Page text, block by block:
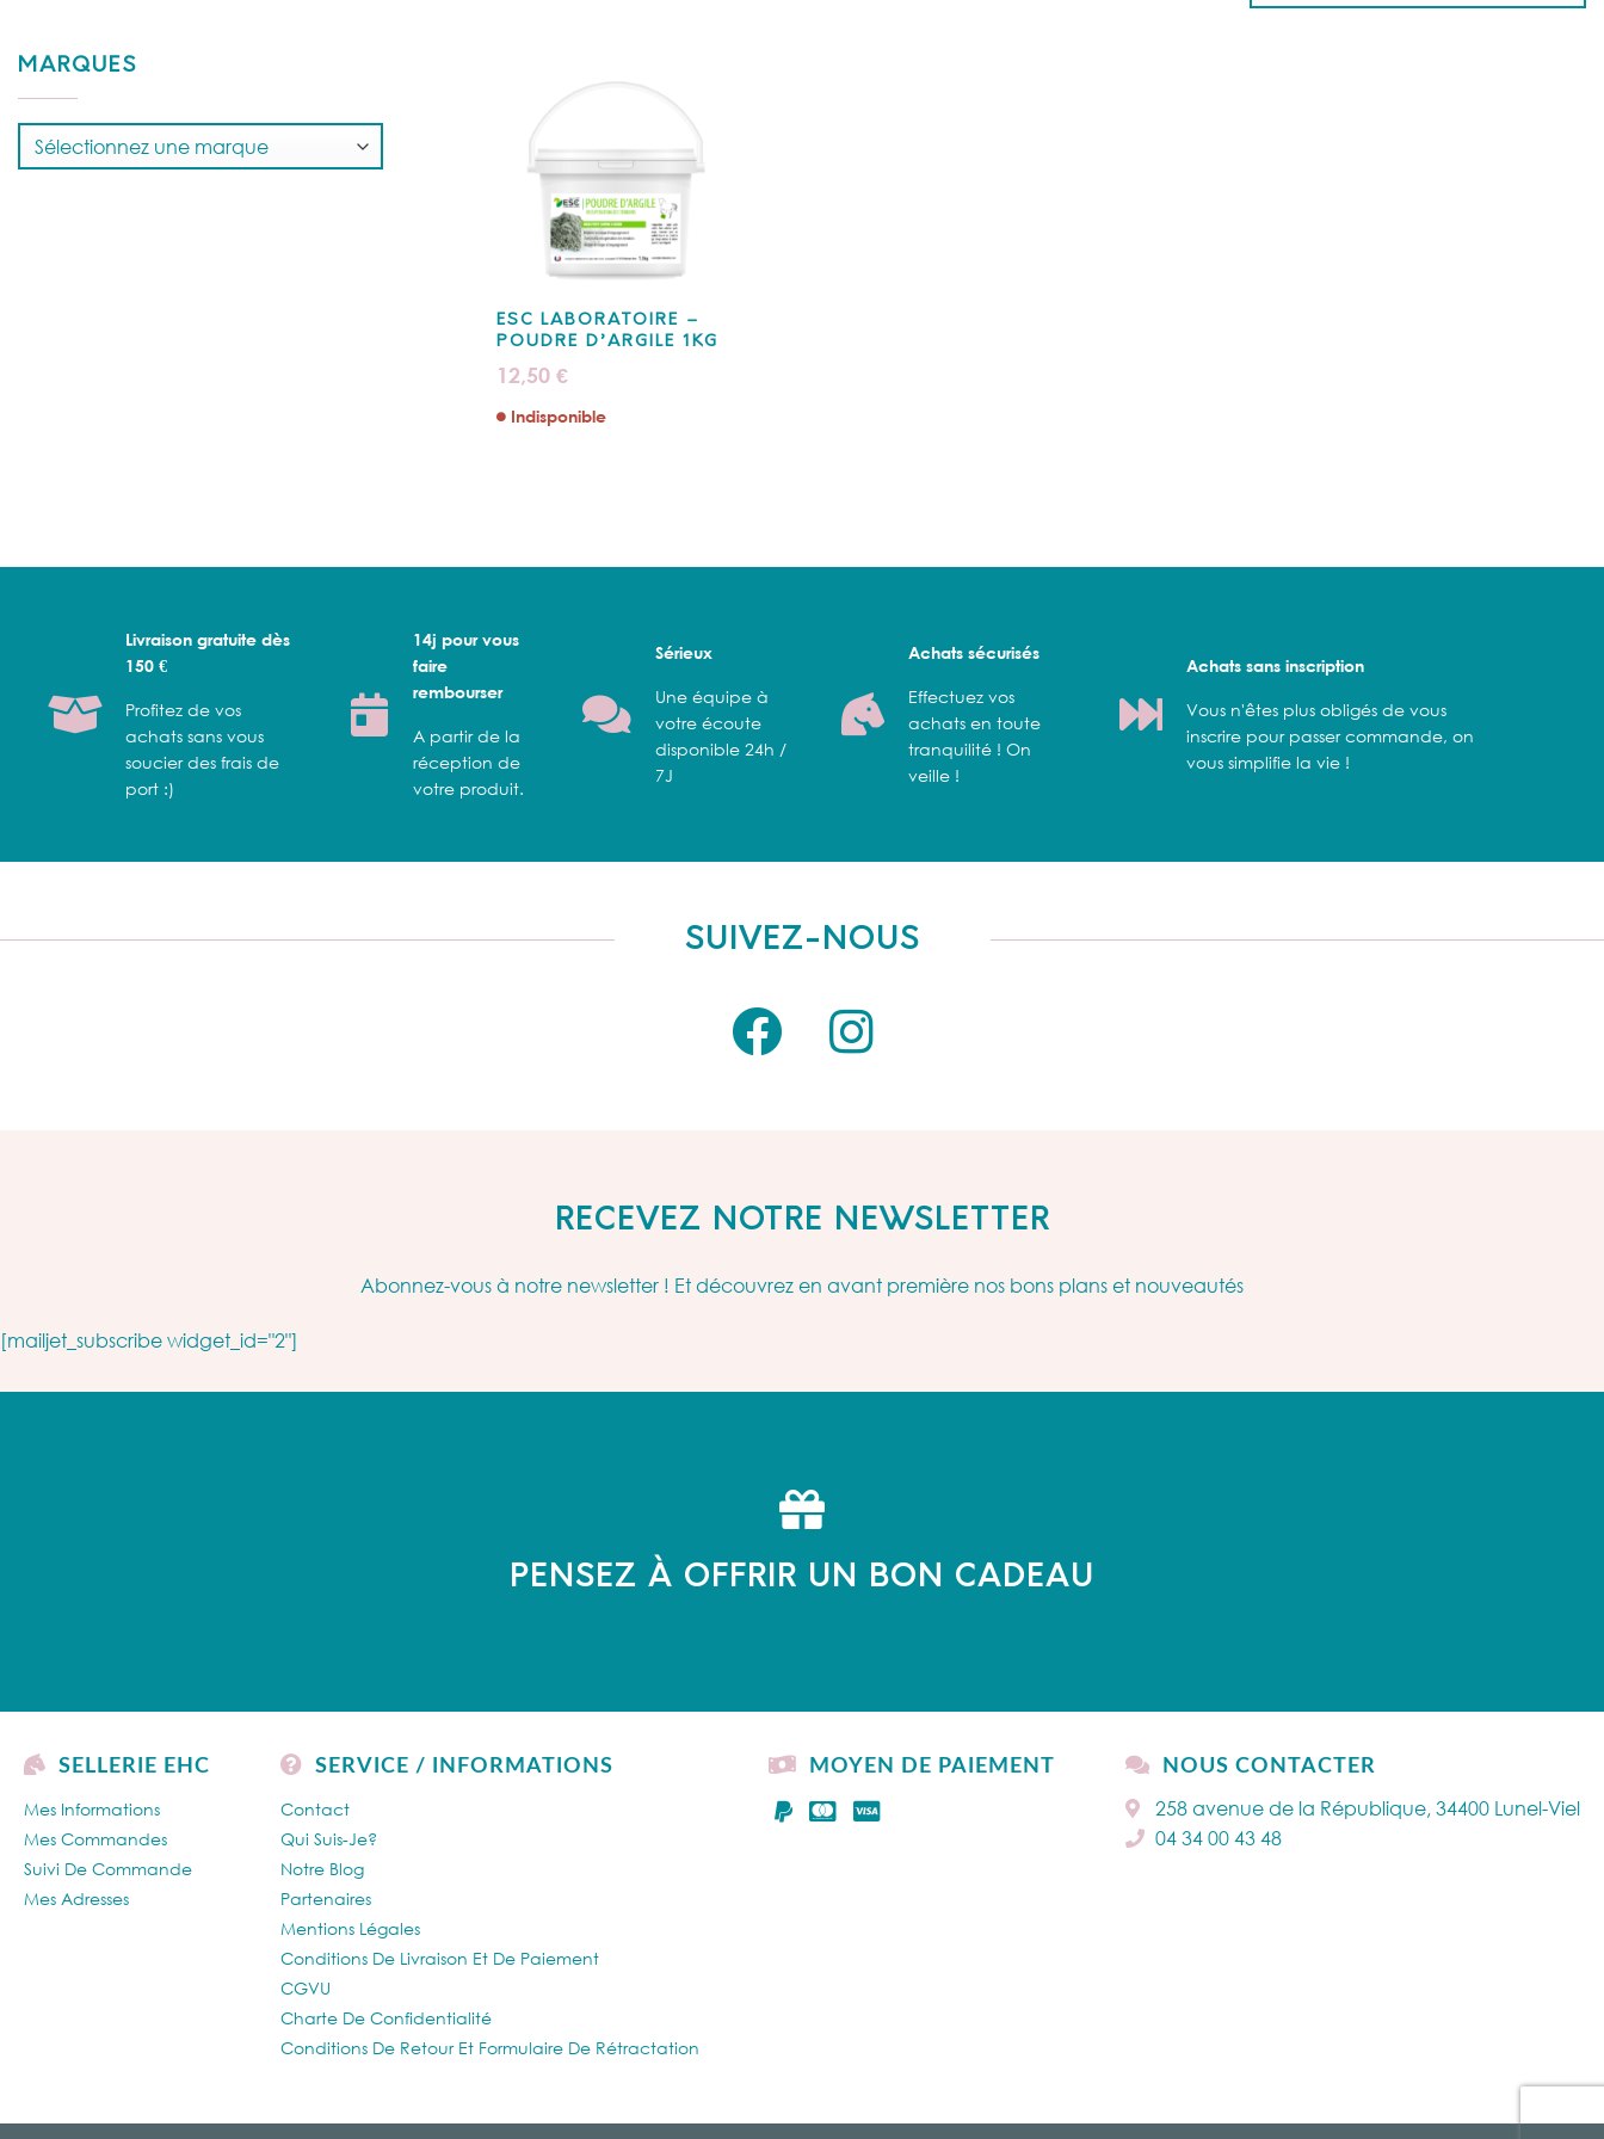
MARQUES
ESC LABORATOIRE –
POUDRE D’ARGILE 1KG
12,50 €
Indisponible
Livraison gratuite dès
150 €
Profitez de vos
achats sans vous
soucier des frais de
port :)
14j pour vous
faire
rembourser
A partir de la
réception de
votre produit.
Sérieux
Une équipe à
votre écoute
disponible 24h /
7J
Achats sécurisés
Effectuez vos
achats en toute
tranquilité ! On
veille !
Achats sans inscription
Vous n'êtes plus obligés de vous
inscrire pour passer commande, on
vous simplifie la vie !
SUIVEZ-NOUS
RECEVEZ NOTRE NEWSLETTER
Abonnez-vous à notre newsletter ! Et découvrez en avant première nos bons plans et nouveautés
[mailjet_subscribe widget_id="2"]
PENSEZ À OFFRIR UN BON CADEAU
SELLERIE EHC
Mes Informations
Mes Commandes
Suivi De Commande
Mes Adresses
SERVICE / INFORMATIONS
Contact
Qui Suis-Je?
Notre Blog
Partenaires
Mentions Légales
Conditions De Livraison Et De Paiement
CGVU
Charte De Confidentialité
Conditions De Retour Et Formulaire De Rétractation
MOYEN DE PAIEMENT NOUS CONTACTER
258 avenue de la République, 34400 Lunel-Viel
04 34 00 43 48